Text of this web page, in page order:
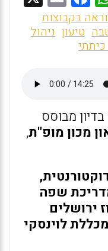
h
at
s
A
p
p
a
ce
o
o
k
m
ai
בקבוצות
טיעון ניהול
(2016). עיון בדיון מבוסס
מכון מופ"ת,
שפה
ירושלים
לוינסקי